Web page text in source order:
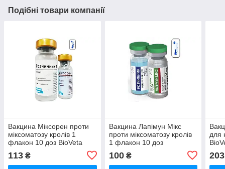
Подібні товари компанії
Вакцина Міксорен проти
міксоматозу кролів 1
флакон 10 доз BioVeta
113 ₴
Вакцина Лапімун Мікс
проти міксоматозу кролів
1 флакон 10 доз
100₴
для
203